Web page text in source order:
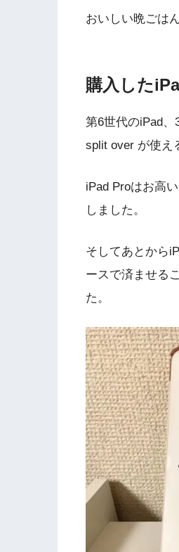
おいしい晩ごは
購入した
第6世代のiPad
split over が使え
iPad Proはお高
しました。
そしてあとから
ースで済ませる
た。